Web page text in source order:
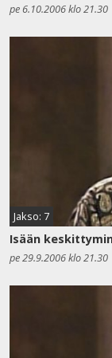
pe 6.10.2006 klo 21.30
Jakso: 7
Isään
pe 29.9.2006 klo 21.30